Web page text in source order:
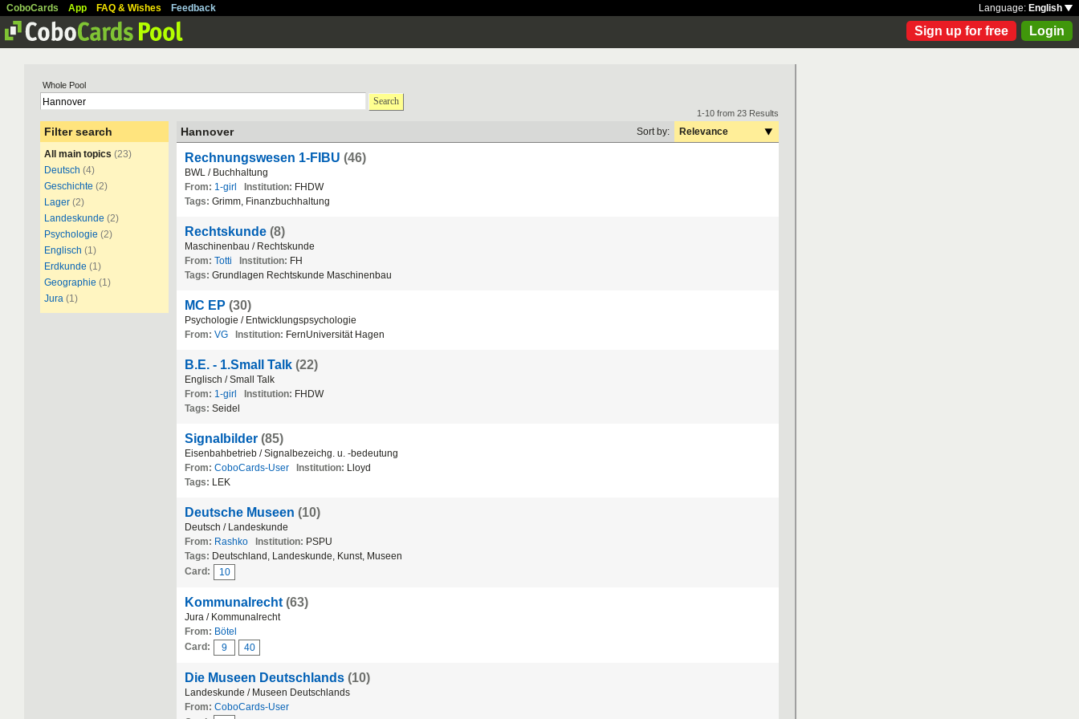
CoboCards App FAQ & Wishes Feedback Language: English
Sign up for free Login
Whole Pool
Search
Filter search
All main topics (23)
Deutsch (4)
Geschichte (2)
Lager (2)
Landeskunde (2)
Psychologie (2)
Englisch (1)
Erdkunde (1)
Geographie (1)
Jura (1)
1-10 from 23 Results
Hannover Sort by: Relevance
Rechnungswesen 1-FIBU (46)
BWL / Buchhaltung
From: 1-girl Institution: FHDW
Tags: Grimm, Finanzbuchhaltung
Rechtskunde (8)
Maschinenbau / Rechtskunde
From: Totti Institution: FH
Tags: Grundlagen Rechtskunde Maschinenbau
MC EP (30)
Psychologie / Entwicklungspsychologie
From: VG Institution: FernUniversität Hagen
B.E. - 1.Small Talk (22)
Englisch / Small Talk
From: 1-girl Institution: FHDW
Tags: Seidel
Signalbilder (85)
Eisenbahbetrieb / Signalbezeichg. u. -bedeutung
From: CoboCards-User Institution: Lloyd
Tags: LEK
Deutsche Museen (10)
Deutsch / Landeskunde
From: Rashko Institution: PSPU
Tags: Deutschland, Landeskunde, Kunst, Museen
Card:
10
Kommunalrecht (63)
Jura / Kommunalrecht
From: Bötel
Card:
9 40
Die Museen Deutschlands (10)
Landeskunde / Museen Deutschlands
From: CoboCards-User